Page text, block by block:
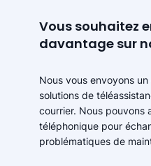
Vous souhaitez
davantage sur
Nous vous envoyons
solutions de
courrier. Nous pouvons
téléphonique pour
problématiques de